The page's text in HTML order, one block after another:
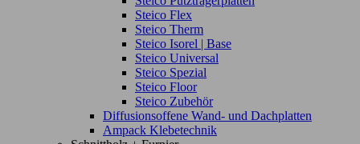
Steico Flex
Steico Therm
Steico Isorel | Base
Steico Universal
Steico Spezial
Steico Floor
Steico Zubehör
Diffusionsoffene Wand- und Dachplatten
Ampack Klebetechnik